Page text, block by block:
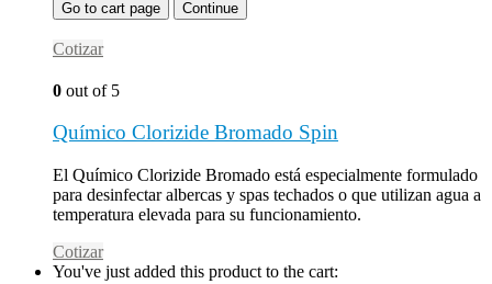
Go to cart page Continue
Cotizar
0 out of 5
Químico Clorizide Bromado Spin
El Químico Clorizide Bromado está especialmente formulado
para desinfectar albercas y spas techados o que utilizan agua a
temperatura elevada para su funcionamiento.
Cotizar
You've just added this product to the cart: